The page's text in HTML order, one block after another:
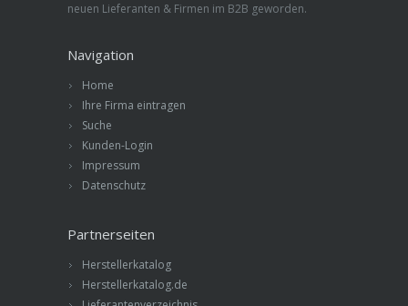
neuen Lieferanten & Firmen im B2B geworden.
Navigation
Home
Ihre Firma eintragen
Suche
Kunden-Login
Impressum
Datenschutz
Partnerseiten
Herstellerkatalog
Herstellerkatalog.de